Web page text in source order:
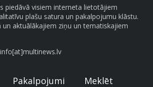
piedāvā visiem interneta lietotājiem
plašu satura un pakalpojumu klāstu.
un aktuālākajiem ziņu un tematiskajiem
Pakalpojumi Meklēt